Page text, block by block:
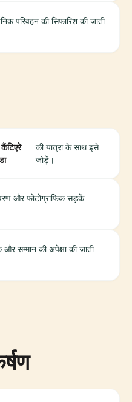
परिवहन की सिफारिश की जाती
कैंटिएरे
की यात्रा के साथ इसे
जोड़ें।
और फोटोग्राफिक सड़कें
सम्मान की अपेक्षा की जाती